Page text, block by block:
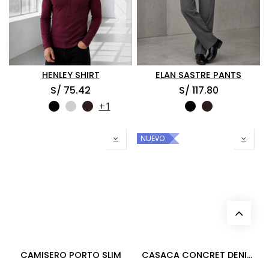
HENLEY SHIRT
S/ 75.42
+1
ELAN SASTRE PANTS
S/ 117.80
CAMISERO PORTO SLIM
NUEVO
CASACA CONCRET DENIM BOXY